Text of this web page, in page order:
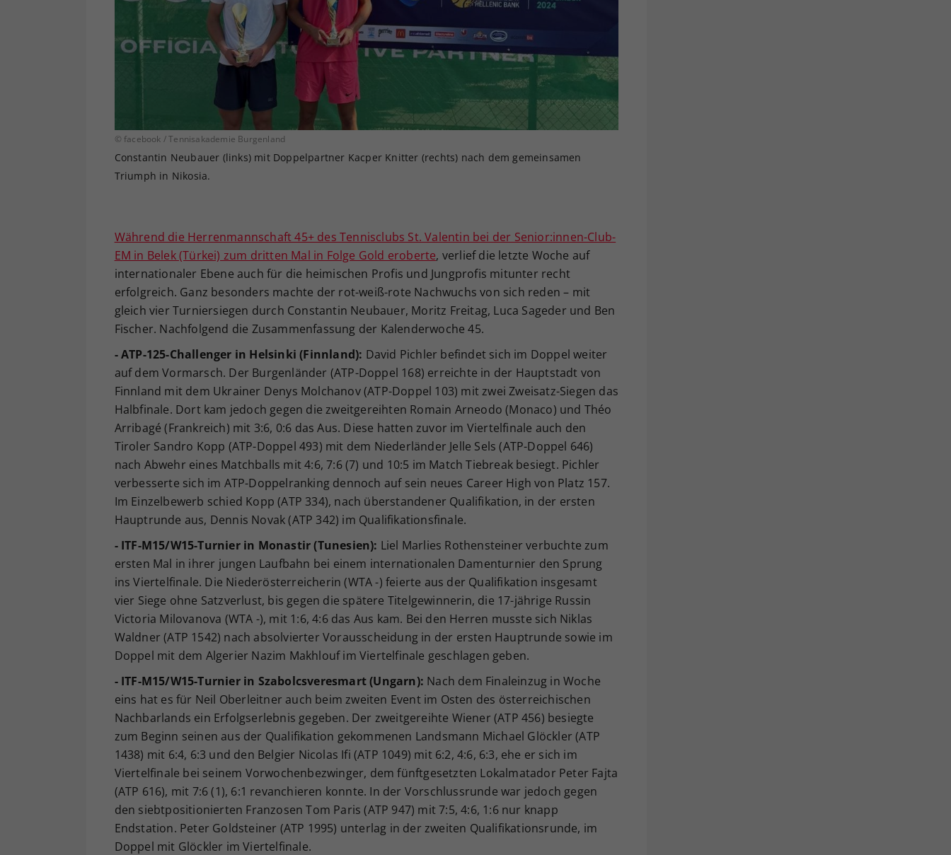
© facebook / Tennisakademie Burgenland
Constantin Neubauer (links) mit Doppelpartner Kacper Knitter (rechts) nach dem gemeinsamen
Triumph in Nikosia.
Während die Herrenmannschaft 45+ des Tennisclubs St. Valentin bei der Senior:innen-Club-
EM in Belek (Türkei) zum dritten Mal in Folge Gold eroberte, verlief die letzte Woche auf
internationaler Ebene auch für die heimischen Profis und Jungprofis mitunter recht
erfolgreich. Ganz besonders machte der rot-weiß-rote Nachwuchs von sich reden – mit
gleich vier Turniersiegen durch Constantin Neubauer, Moritz Freitag, Luca Sageder und Ben
Fischer. Nachfolgend die Zusammenfassung der Kalenderwoche 45.
- ATP-125-Challenger in Helsinki (Finnland): David Pichler befindet sich im Doppel weiter
auf dem Vormarsch. Der Burgenländer (ATP-Doppel 168) erreichte in der Hauptstadt von
Finnland mit dem Ukrainer Denys Molchanov (ATP-Doppel 103) mit zwei Zweisatz-Siegen das
Halbfinale. Dort kam jedoch gegen die zweitgereihten Romain Arneodo (Monaco) und Théo
Arribagé (Frankreich) mit 3:6, 0:6 das Aus. Diese hatten zuvor im Viertelfinale auch den
Tiroler Sandro Kopp (ATP-Doppel 493) mit dem Niederländer Jelle Sels (ATP-Doppel 646)
nach Abwehr eines Matchballs mit 4:6, 7:6 (7) und 10:5 im Match Tiebreak besiegt. Pichler
verbesserte sich im ATP-Doppelranking dennoch auf sein neues Career High von Platz 157.
Im Einzelbewerb schied Kopp (ATP 334), nach überstandener Qualifikation, in der ersten
Hauptrunde aus, Dennis Novak (ATP 342) im Qualifikationsfinale.
- ITF-M15/W15-Turnier in Monastir (Tunesien): Liel Marlies Rothensteiner verbuchte zum
ersten Mal in ihrer jungen Laufbahn bei einem internationalen Damenturnier den Sprung
ins Viertelfinale. Die Niederösterreicherin (WTA -) feierte aus der Qualifikation insgesamt
vier Siege ohne Satzverlust, bis gegen die spätere Titelgewinnerin, die 17-jährige Russin
Victoria Milovanova (WTA -), mit 1:6, 4:6 das Aus kam. Bei den Herren musste sich Niklas
Waldner (ATP 1542) nach absolvierter Vorausscheidung in der ersten Hauptrunde sowie im
Doppel mit dem Algerier Nazim Makhlouf im Viertelfinale geschlagen geben.
- ITF-M15/W15-Turnier in Szabolcsveresmart (Ungarn): Nach dem Finaleinzug in Woche
eins hat es für Neil Oberleitner auch beim zweiten Event im Osten des österreichischen
Nachbarlands ein Erfolgserlebnis gegeben. Der zweitgereihte Wiener (ATP 456) besiegte
zum Beginn seinen aus der Qualifikation gekommenen Landsmann Michael Glöckler (ATP
1438) mit 6:4, 6:3 und den Belgier Nicolas Ifi (ATP 1049) mit 6:2, 4:6, 6:3, ehe er sich im
Viertelfinale bei seinem Vorwochenbezwinger, dem fünftgesetzten Lokalmatador Peter Fajta
(ATP 616), mit 7:6 (1), 6:1 revanchieren konnte. In der Vorschlussrunde war jedoch gegen
den siebtpositionierten Franzosen Tom Paris (ATP 947) mit 7:5, 4:6, 1:6 nur knapp
Endstation. Peter Goldsteiner (ATP 1995) unterlag in der zweiten Qualifikationsrunde, im
Doppel mit Glöckler im Viertelfinale.
Webseiten-Betreiber dies eingestellt hat.